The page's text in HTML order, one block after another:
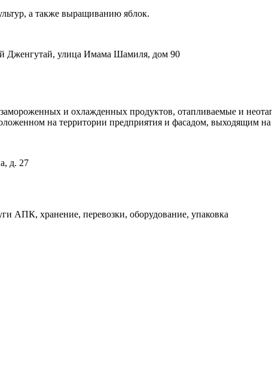
а также выращиванию яблок.
Дженгутай, улица Имама Шамиля, дом 90
и охлажденных продуктов, отапливаемые и
на территории предприятия и фасадом, выходящим
д. 27
хранение, перевозки, оборудование, упаковка